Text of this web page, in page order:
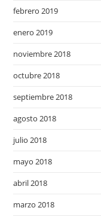
febrero 2019
enero 2019
noviembre 2018
octubre 2018
septiembre 2018
agosto 2018
julio 2018
mayo 2018
abril 2018
marzo 2018